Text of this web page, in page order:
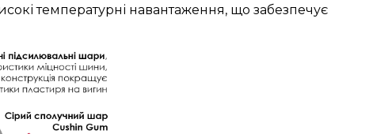
температурні навантаження, що забезпечує